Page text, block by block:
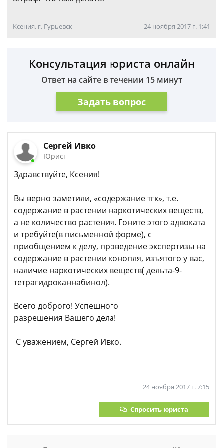
Ксения, г. Гурьевск 24 ноября 2017 г. 1:41
Консультация юриста онлайн
Ответ на сайте в течении 15 минут
Задать вопрос
Сергей Ивко
Юрист
Здравствуйте, Ксения!
Вы верно заметили, «содержание тгк», т.е.
содержание в растении наркотических веществ,
а не количество растения. Гоните этого адвоката
и требуйте(в письменной форме), с
приобщением к делу, проведение экспертизы на
содержание в растении конопля, изъятого у вас,
наличие наркотических веществ( дельта-9-
тетрагидроканнабинол).
Всего доброго! Успешного
разрешения Вашего дела!
С уважением, Сергей Ивко.
24 ноября 2017 г. 7:15
Спросить юриста